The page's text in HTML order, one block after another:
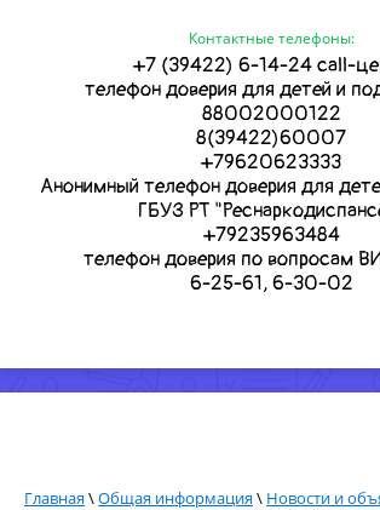
Контактные телефоны:
+7 (39422) 6-14-24 call-
телефон доверия для детей и
88002000122
8(39422)60007
+79620623333
Анонимный телефон доверия для
ГБУЗ РТ
+79235963484
телефон доверия по вопросам
6-25-61, 6-30-02
Главная\Общая информация\ Новости и